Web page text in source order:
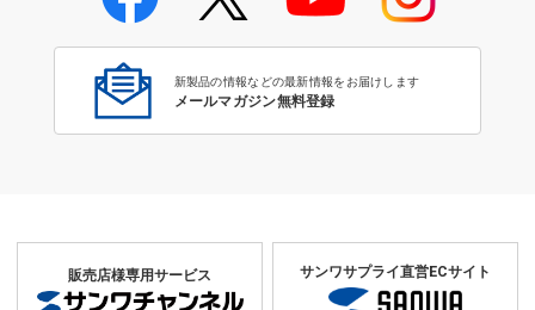
学校教育のICT環境整備特集
新製品の情報などの最新情報をお届けします
メールマガジン無料登録
販売店様専用サービス サンワサプライ直営ECサイト